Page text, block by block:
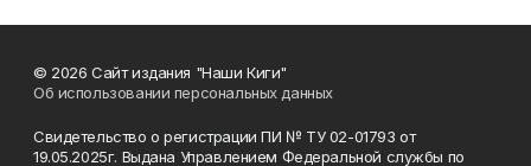
© 2026 Сайт издания "Наши Киги"
Об использовании персональных данных
Свидетельство о регистрации ПИ № ТУ 02-01793 от
19.05.2025г. Выдана Управлением Федеральной службы по